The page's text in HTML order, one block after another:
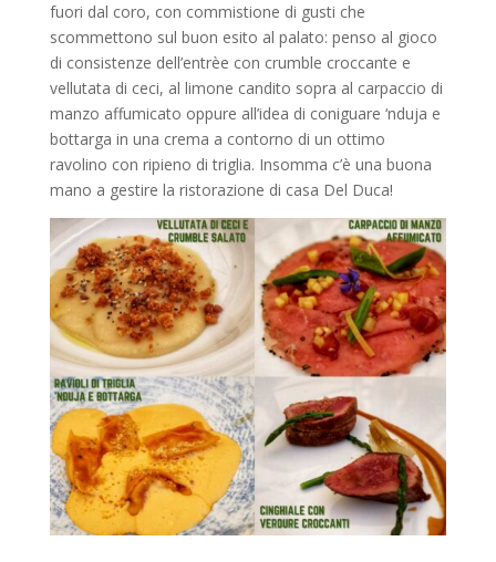
fuori dal coro, con commistione di gusti che
scommettono sul buon esito al palato: penso al gioco
di consistenze dell’entrèe con crumble croccante e
vellutata di ceci, al limone candito sopra al carpaccio di
manzo affumicato oppure all’idea di coniguare ‘nduja e
bottarga in una crema a contorno di un ottimo
ravolino con ripieno di triglia. Insomma c’è una buona
mano a gestire la ristorazione di casa Del Duca!